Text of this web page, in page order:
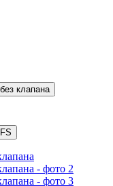
клапана